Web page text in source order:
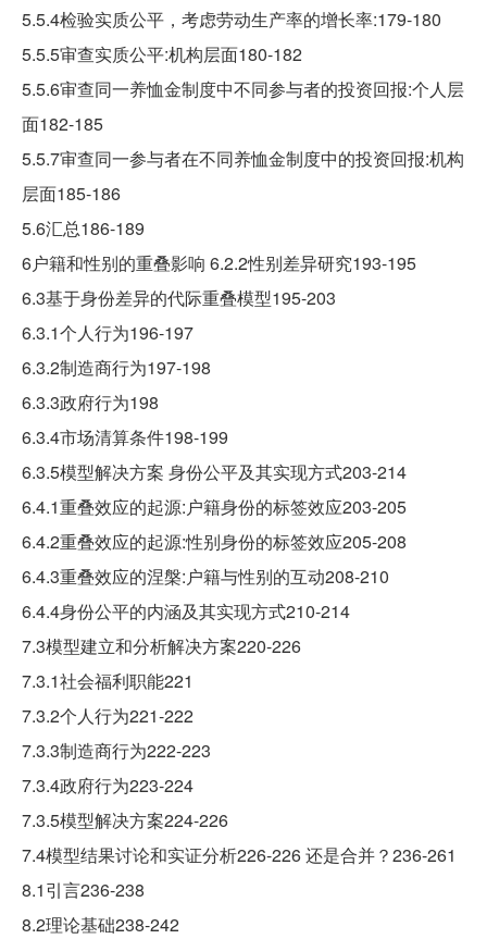
5.5.4检验实质公平，考虑劳动生产率的增长率:179-180
5.5.5审查实质公平:机构层面180-182
5.5.6审查同一养恤金制度中不同参与者的投资回报:个人层
面182-185
5.5.7审查同一参与者在不同养恤金制度中的投资回报:机构
层面185-186
5.6汇总186-189
6户籍和性别的重叠影响 6.2.2性别差异研究193-195
6.3基于身份差异的代际重叠模型195-203
6.3.1个人行为196-197
6.3.2制造商行为197-198
6.3.3政府行为198
6.3.4市场清算条件198-199
6.3.5模型解决方案 身份公平及其实现方式203-214
6.4.1重叠效应的起源:户籍身份的标签效应203-205
6.4.2重叠效应的起源:性别身份的标签效应205-208
6.4.3重叠效应的涅槃:户籍与性别的互动208-210
6.4.4身份公平的内涵及其实现方式210-214
7.3模型建立和分析解决方案220-226
7.3.1社会福利职能221
7.3.2个人行为221-222
7.3.3制造商行为222-223
7.3.4政府行为223-224
7.3.5模型解决方案224-226
7.4模型结果讨论和实证分析226-226 还是合并？236-261
8.1引言236-238
8.2理论基础238-242